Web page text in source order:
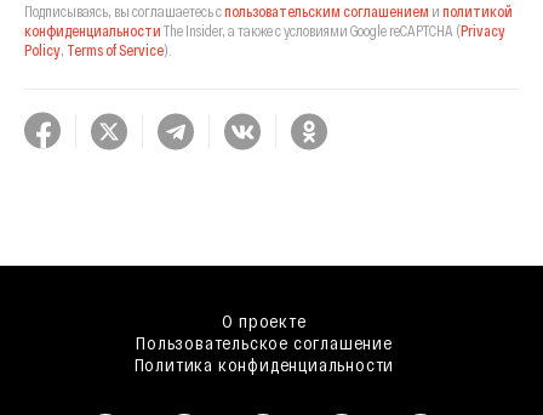
Подписываясь, вы соглашаетесь спользовательским соглашением и политикой
конфиденциальности The Insider, а также с условиями Google reCAPTCHA (Privacy
Policy Terms of Service).
О проекте
Пользовательское соглашение
Политика конфиденциальности